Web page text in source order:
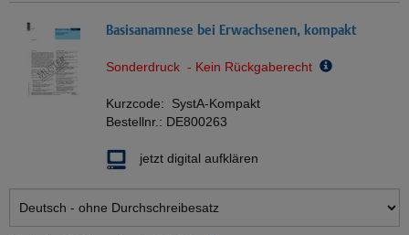
Basisanamnese bei Erwachsenen, kompakt
Sonderdruck - Kein Rückgaberecht
Kurzcode: SystA-Kompakt
Bestellnr.: DE800263
jetzt digital aufklären